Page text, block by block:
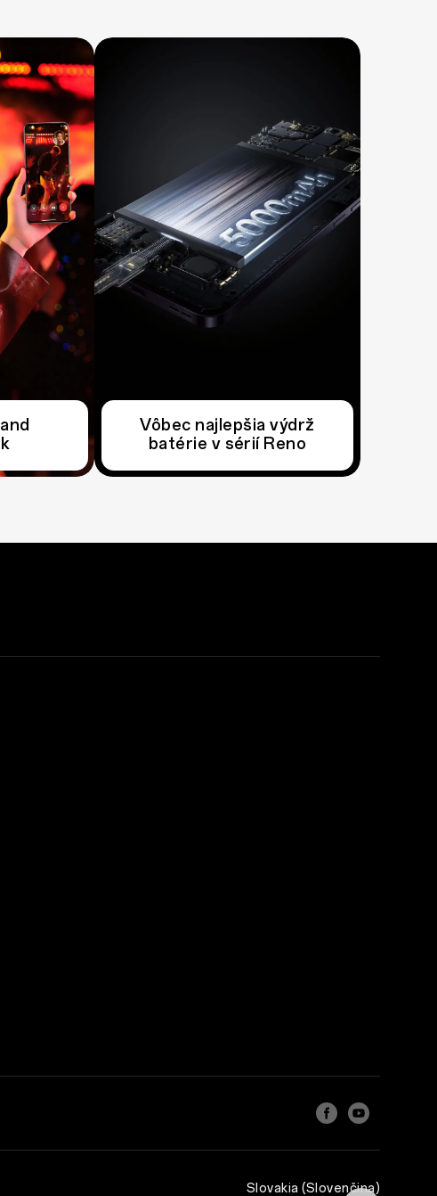
Vôbec najlepšia výdrž
batérie v sérií Reno
Vôbec najlepšia výdrž
batérie v sérií Reno
Slovakia (Slovenčina)